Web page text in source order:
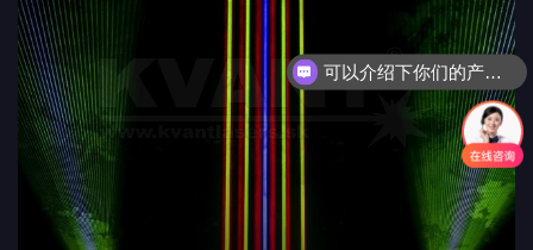
可以介绍下你们的产品么？